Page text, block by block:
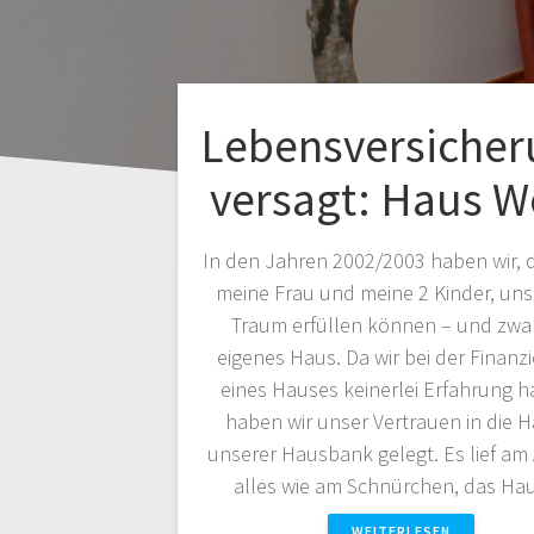
versagt: Haus
In den Jahren 2002/2003 haben wir,
meine Frau und meine 2 Kinder,
Traum erfüllen können – und
eigenes Haus. Da wir bei der
eines Hauses keinerlei Erfahrung
haben wir unser Vertrauen in die
unserer Hausbank gelegt. Es lief am
alles wie am Schnürchen, das